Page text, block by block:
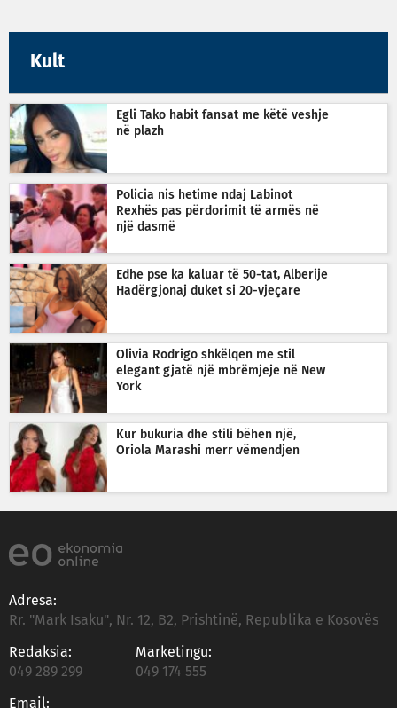
Kult
Egli Tako habit fansat me këtë veshje
në plazh
Policia nis hetime ndaj Labinot
Rexhës pas përdorimit të armës në
një dasmë
Edhe pse ka kaluar të 50-tat, Alberije
Hadërgjonaj duket si 20-vjeçare
Olivia Rodrigo shkëlqen me stil
elegant gjatë një mbrëmjeje në New
York
Kur bukuria dhe stili bëhen një,
Oriola Marashi merr vëmendjen
Adresa:
Rr. "Mark Isaku", Nr. 12, B2, Prishtinë, Republika e Kosovës
Redaksia:
049 289 299
Marketingu:
049 174 555
Email: